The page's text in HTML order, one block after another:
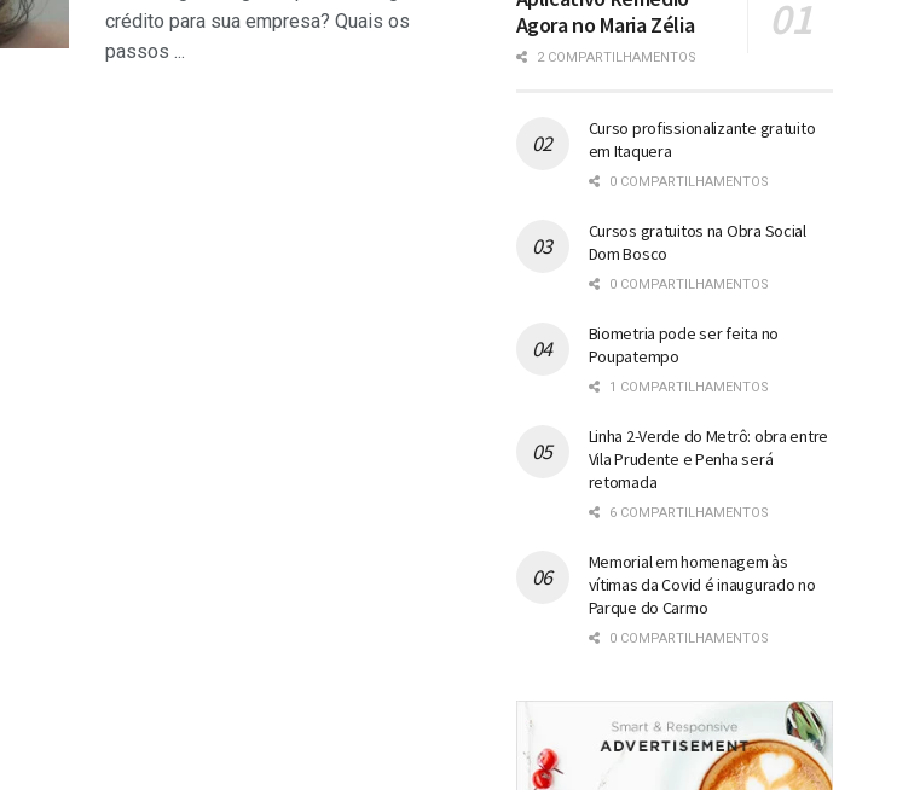
crédito para sua empresa? Quais os
passos ...
Agora no Maria Zélia
2 COMPARTILHAMENTOS
Curso profissionalizante gratuito
em Itaquera
0 COMPARTILHAMENTOS
Cursos gratuitos na Obra Social
Dom Bosco
0 COMPARTILHAMENTOS
Biometria pode ser feita no
Poupatempo
1 COMPARTILHAMENTOS
Linha 2-Verde do Metrô: obra entre
Vila Prudente e Penha será
retomada
6 COMPARTILHAMENTOS
Memorial em homenagem às
vítimas da Covid é inaugurado no
Parque do Carmo
0 COMPARTILHAMENTOS